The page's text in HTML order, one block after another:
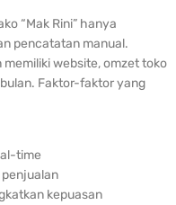
“Mak Rini” hanya
pencatatan manual.
website, omzet toko
Faktor-faktor yang
time
kepuasan